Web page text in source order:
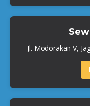
Jl. Modorakan V,